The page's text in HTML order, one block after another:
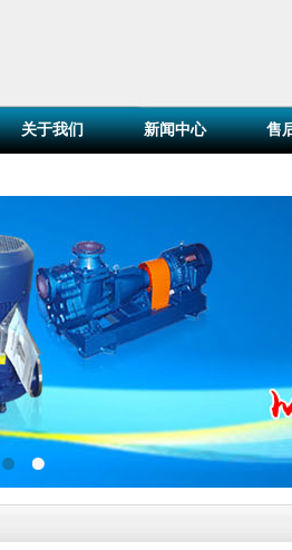
关于我们 新闻中心 售
百叶窗图片载入中